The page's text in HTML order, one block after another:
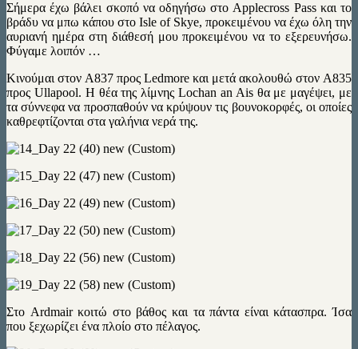
Σήμερα έχω βάλει σκοπό να οδηγήσω στο Applecross Pass και το
βράδυ να μπω κάπου στο Isle of Skye, προκειμένου να έχω όλη την
αυριανή ημέρα στη διάθεσή μου προκειμένου να το εξερευνήσω.
Φύγαμε λοιπόν …
Κινούμαι στον A837 προς Ledmore και μετά ακολουθώ στον A835
προς Ullapool. Η θέα της λίμνης Lochan an Ais θα με μαγέψει, με
τα σύννεφα να προσπαθούν να κρύψουν τις βουνοκορφές, οι οποίες
καθρεφτίζονται στα γαλήνια νερά της.
Στο Ardmair κοιτώ στο βάθος και τα πάντα είναι κάτασπρα. Ίσα
που ξεχωρίζει ένα πλοίο στο πέλαγος.